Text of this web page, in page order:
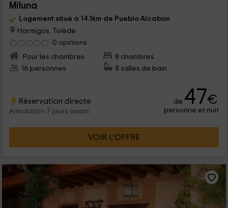
Miluna
Logement situé à 14.1km de Pueblo Alcabon
Hormigos, Tolède
0 opinions
Pour les chambres
8 chambres
16 personnes
8 salles de bain
Réservation directe
Annulation 7 jours avant
de 47€
personne et nuit
VOIR L’OFFRE